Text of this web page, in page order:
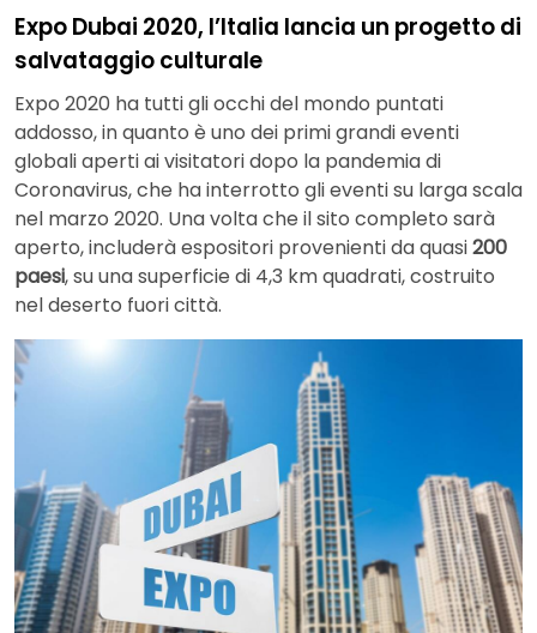
Expo Dubai 2020, l’Italia lancia un progetto di
salvataggio culturale
Expo 2020 ha tutti gli occhi del mondo puntati
addosso, in quanto è uno dei primi grandi eventi
globali aperti ai visitatori dopo la pandemia di
Coronavirus, che ha interrotto gli eventi su larga scala
nel marzo 2020. Una volta che il sito completo sarà
aperto, includerà espositori provenienti da quasi200
paesi, su una superficie di 4,3 km quadrati, costruito
nel deserto fuori città.